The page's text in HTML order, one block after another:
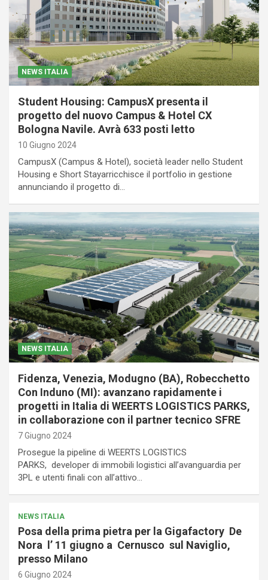
NEWS ITALIA
Student Housing: CampusX presenta il
progetto del nuovo Campus & Hotel CX
Bologna Navile. Avrà 633 posti letto
10 Giugno 2024
CampusX (Campus & Hotel), società leader nello Student
Housing e Short Stayarricchisce il portfolio in gestione
annunciando il progetto di…
NEWS ITALIA
Fidenza, Venezia, Modugno (BA), Robecchetto
Con Induno (MI): avanzano rapidamente i
progetti in Italia di WEERTS LOGISTICS PARKS,
in collaborazione con il partner tecnico SFRE
7 Giugno 2024
Prosegue la pipeline di WEERTS LOGISTICS
PARKS, developer di immobili logistici all’avanguardia per
3PL e utenti finali con all’attivo…
NEWS ITALIA
Posa della prima pietra per la Gigafactory De
Nora l’ 11 giugno a Cernusco sul Naviglio,
presso Milano
6 Giugno 2024